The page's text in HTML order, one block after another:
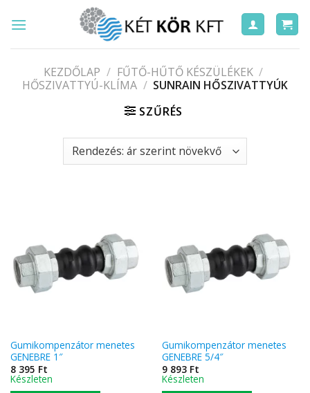
KEZDŐLAP / FŰTŐ-HŰTŐ KÉSZÜLÉKEK /
HŐSZIVATTYÚ-KLÍMA / SUNRAIN HŐSZIVATTYÚK
SZŰRÉS
Gumikompenzátor menetes
GENEBRE 1″
8 395 Ft
Készleten
Gumikompenzátor menetes
GENEBRE 5/4″
9 893 Ft
Készleten